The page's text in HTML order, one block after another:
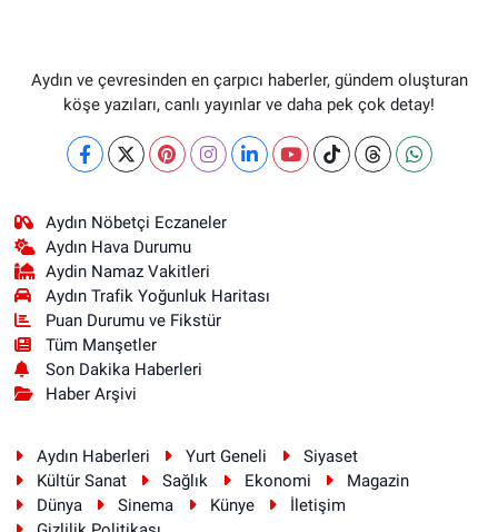
Aydın ve çevresinden en çarpıcı haberler, gündem oluşturan
köşe yazıları, canlı yayınlar ve daha pek çok detay!
Aydın Nöbetçi Eczaneler
Aydın Hava Durumu
Aydin Namaz Vakitleri
Aydın Trafik Yoğunluk Haritası
Puan Durumu ve Fikstür
Tüm Manşetler
Son Dakika Haberleri
Haber Arşivi
Aydın Haberleri Yurt Geneli
Siyaset
Kültür Sanat
Sağlık Ekonomi
Magazin
Dünya
Sinema Künye
İletişim